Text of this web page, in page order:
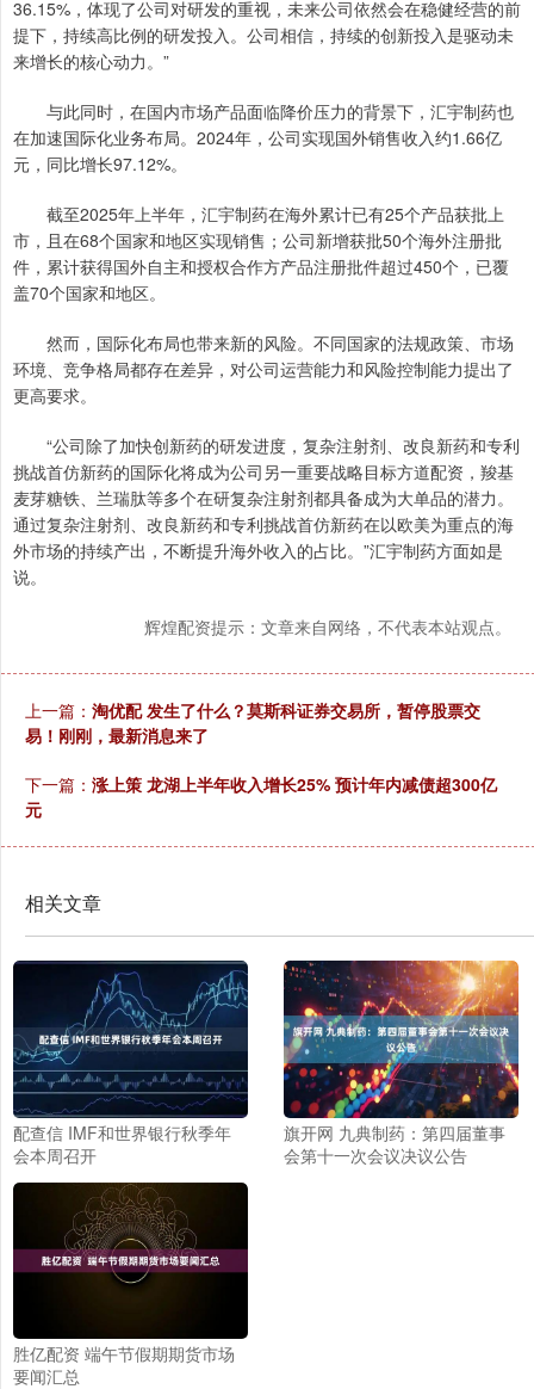
36.15%，体现了公司对研发的重视，未来公司依然会在稳健经营的前
提下，持续高比例的研发投入。公司相信，持续的创新投入是驱动未
来增长的核心动力。”
与此同时，在国内市场产品面临降价压力的背景下，汇宇制药也
在加速国际化业务布局。2024年，公司实现国外销售收入约1.66亿
元，同比增长97.12%。
截至2025年上半年，汇宇制药在海外累计已有25个产品获批上
市，且在68个国家和地区实现销售；公司新增获批50个海外注册批
件，累计获得国外自主和授权合作方产品注册批件超过450个，已覆
盖70个国家和地区。
然而，国际化布局也带来新的风险。不同国家的法规政策、市场
环境、竞争格局都存在差异，对公司运营能力和风险控制能力提出了
更高要求。
“公司除了加快创新药的研发进度，复杂注射剂、改良新药和专利
挑战首仿新药的国际化将成为公司另一重要战略目标方道配资，羧基
麦芽糖铁、兰瑞肽等多个在研复杂注射剂都具备成为大单品的潜力。
通过复杂注射剂、改良新药和专利挑战首仿新药在以欧美为重点的海
外市场的持续产出，不断提升海外收入的占比。”汇宇制药方面如是
说。
辉煌配资提示：文章来自网络，不代表本站观点。
上一篇： 淘优配 发生了什么？莫斯科证券交易所，暂停股票交
易！刚刚，最新消息来了
下一篇： 涨上策 龙湖上半年收入增长25% 预计年内减债超300亿
元
相关文章
配查信 IMF和世界银行秋季年
会本周召开
旗开网 九典制药：第四届董事
会第十一次会议决议公告
胜亿配资 端午节假期期货市场
要闻汇总